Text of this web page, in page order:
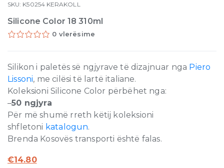
SKU: K50254 KERAKOLL
Silicone Color 18 310ml
0 vlerësime
Silikon i paletës së ngjyrave të dizajnuar nga Piero
Lissoni, me cilësi të lartë italiane.
Koleksioni Silicone Color përbëhet nga:
–50 ngjyra
Për më shumë rreth këtij koleksioni
shfletoni katalogun.
Brenda Kosovës transporti është falas.
€14.80